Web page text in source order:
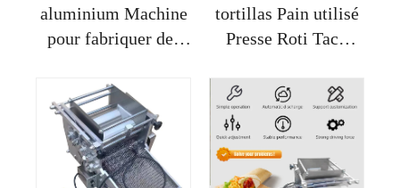
aluminium Machine
pour fabriquer des
tortillas Pain utilisé
Presse Roti Taco
Produits
Automatique Noir